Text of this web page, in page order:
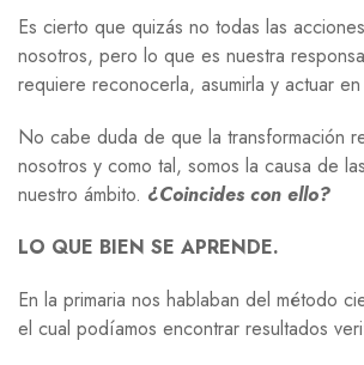
Es cierto que quizás no todas las
nosotros, pero lo que es nuestra
requiere reconocerla, asumirla y actuar
No cabe duda de que la transformación
nosotros y como tal, somos la causa de
nuestro ámbito. ¿Coincides con ello?
LO QUE BIEN SE APRENDE.
En la primaria nos hablaban del método
el cual podíamos encontrar resultados